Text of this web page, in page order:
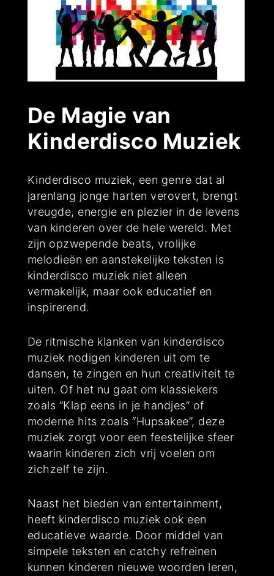
De Magie van
Kinderdisco Muziek
Kinderdisco muziek, een genre dat al
jarenlang jonge harten verovert, brengt
vreugde, energie en plezier in de levens
van kinderen over de hele wereld. Met
zijn opzwepende beats, vrolijke
melodieën en aanstekelijke teksten is
kinderdisco muziek niet alleen
vermakelijk, maar ook educatief en
inspirerend.
De ritmische klanken van kinderdisco
muziek nodigen kinderen uit om te
dansen, te zingen en hun creativiteit te
uiten. Of het nu gaat om klassiekers
zoals “Klap eens in je handjes” of
moderne hits zoals “Hupsakee”, deze
muziek zorgt voor een feestelijke sfeer
waarin kinderen zich vrij voelen om
zichzelf te zijn.
Naast het bieden van entertainment,
heeft kinderdisco muziek ook een
educatieve waarde. Door middel van
simpele teksten en catchy refreinen
kunnen kinderen nieuwe woorden leren,